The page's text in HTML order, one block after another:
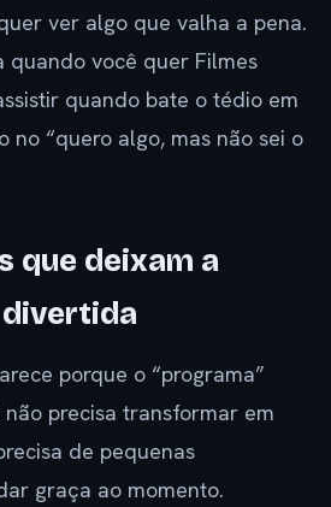
ver algo que valha a pena.
quando você quer Filmes
quando bate o tédio em
no “quero algo, mas não sei o
que deixam a
divertida
porque o “programa”
precisa transformar em
de pequenas
graça ao momento.